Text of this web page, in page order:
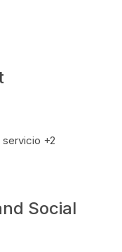
+2
Social